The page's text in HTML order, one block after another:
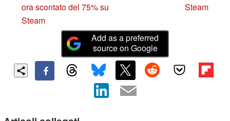
ora scontato del 75% su
Steam
Steam
Add as a preferred
source on Google